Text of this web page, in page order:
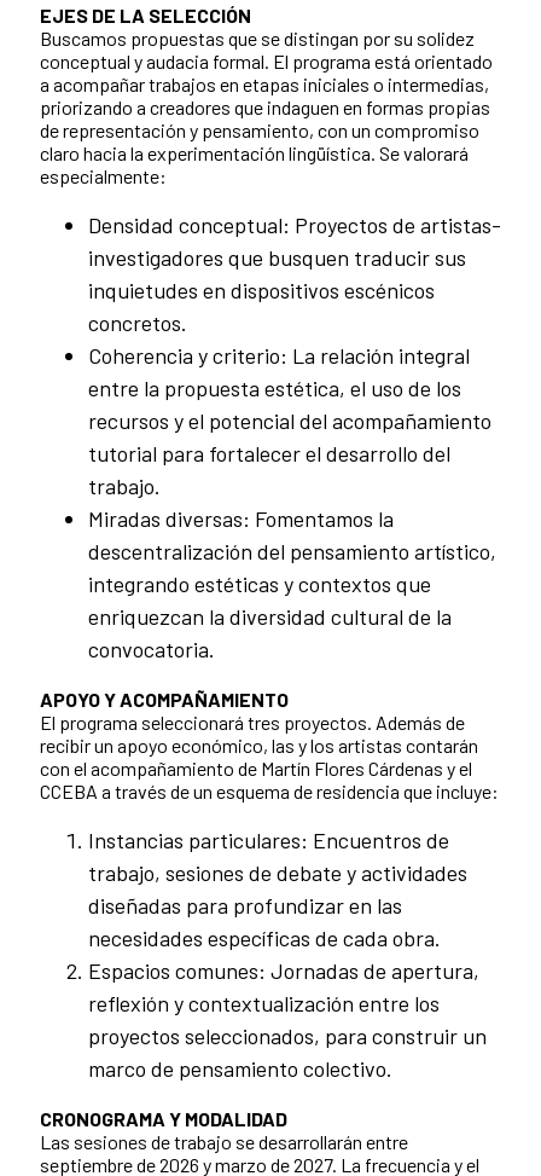
EJES DE LA SELECCIÓN
Buscamos propuestas que se distingan por su solidez
conceptual y audacia formal. El programa está orientado
a acompañar trabajos en etapas iniciales o intermedias,
priorizando a creadores que indaguen en formas propias
de representación y pensamiento, con un compromiso
claro hacia la experimentación lingüística. Se valorará
especialmente:
Densidad conceptual: Proyectos de artistas-
investigadores que busquen traducir sus
inquietudes en dispositivos escénicos
concretos.
Coherencia y criterio: La relación integral
entre la propuesta estética, el uso de los
recursos y el potencial del acompañamiento
tutorial para fortalecer el desarrollo del
trabajo.
Miradas diversas: Fomentamos la
descentralización del pensamiento artístico,
integrando estéticas y contextos que
enriquezcan la diversidad cultural de la
convocatoria.
APOYO Y ACOMPAÑAMIENTO
El programa seleccionará tres proyectos. Además de
recibir un apoyo económico, las y los artistas contarán
con el acompañamiento de Martín Flores Cárdenas y el
CCEBA a través de un esquema de residencia que incluye:
Instancias particulares: Encuentros de
trabajo, sesiones de debate y actividades
diseñadas para profundizar en las
necesidades específicas de cada obra.
Espacios comunes: Jornadas de apertura,
reflexión y contextualización entre los
proyectos seleccionados, para construir un
marco de pensamiento colectivo.
CRONOGRAMA Y MODALIDAD
Las sesiones de trabajo se desarrollarán entre
septiembre de 2026 y marzo de 2027. La frecuencia y el